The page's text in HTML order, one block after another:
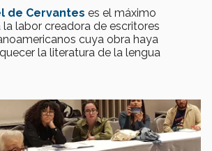
de Cervantes es el máximo
labor creadora de escritores
cuya obra haya
la literatura de la lengua